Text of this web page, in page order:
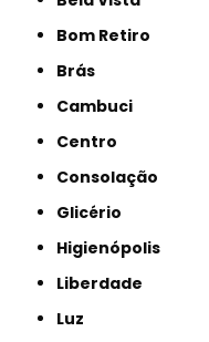
Bom Retiro
Brás
Cambuci
Centro
Consolação
Glicério
Higienópolis
Liberdade
Luz